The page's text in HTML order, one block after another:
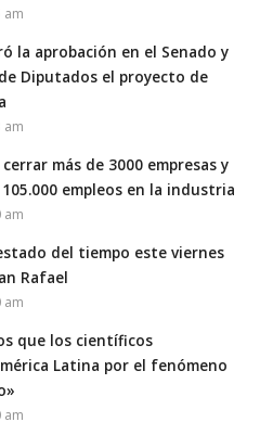
am
la aprobación en el Senado y
Diputados el proyecto de
am
más de 3000 empresas y
empleos en la industria
am
estado del tiempo este viernes
Rafael
am
que los científicos
Latina por el fenómeno
am